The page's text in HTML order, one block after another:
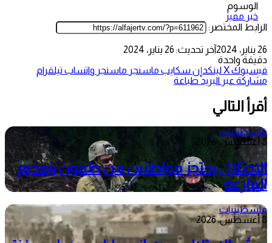
الوسوم
خبر مميز
الرابط المختصر:
26 يناير، 2024
آخر تحديث: 26 يناير، 2024
دقيقة واحدة
فيسبوك‫Xلينكدإن سكايب ماسنجر ماسنجر واتساب تيلقرام
مشاركة عبر البريد طباعة
أقرأ التالي
فلسطينيات
8 أغسطس، 2026
الاحتلال يحتجز مواطنين من طمون ومخيم
الفارعة
فلسطينيات
8 أغسطس، 2026